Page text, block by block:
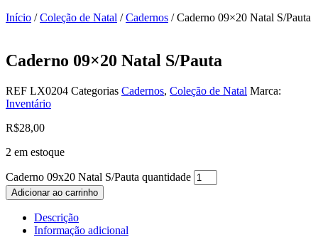
Início /Coleção de Natal /Cadernos / Caderno 09×20 Natal S/Pauta
Caderno 09×20 Natal S/Pauta
REF LX0204 Categorias Cadernos, Coleção de Natal Marca:
Inventário
R$28,00
2 em estoque
Caderno 09x20 Natal S/Pauta quantidade
Adicionar ao carrinho
Descrição
Informação adicional